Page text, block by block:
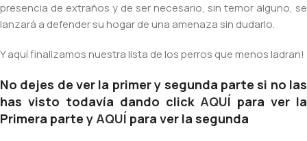
presencia de extraños y de ser necesario, sin temor alguno, se
lanzará a defender su hogar de una amenaza sin dudarlo.
Y aquí finalizamos nuestra lista de los perros que menos ladran!
No dejes de ver la primer y segunda parte si no las
has visto todavía dando clickAQUÍ para ver la
Primera parte yAQUÍ para ver la segunda